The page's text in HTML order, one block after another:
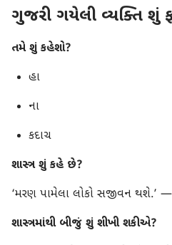
ગુજરી ગયેલી વ્યક્તિ શું
તમે શું કહેશો?
હા
ના
કદાચ
શાસ્ત્ર શું કહે છે?
‘મરણ પામેલા લોકો સજીવન થશે.’ —
શાસ્ત્રમાંથી બીજું શું શીખી શકીએ?